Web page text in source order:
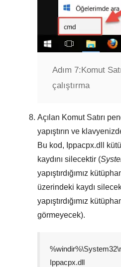
Adım 7:Komut
çalıştırma
Açılan Komut Satırı
yapıştırın ve
Bu kod, Ippacpx.dll
kaydını silecektir (
yapıştırdığımız
üzerindeki kaydı
yapıştırdığımız
görmeyecek).
Ippacpx.dll